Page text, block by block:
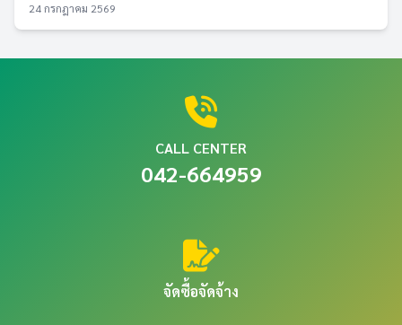
24 กรกฎาคม 2569
CALL CENTER
042-664959
จัดซื้อจัดจ้าง